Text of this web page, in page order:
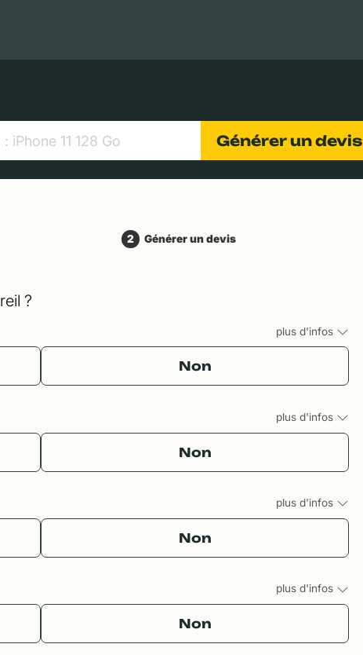
Générer un devis
2 Générer un devis
?
plus d'infos
Non
plus d'infos
Non
plus d'infos
Non
plus d'infos
Non